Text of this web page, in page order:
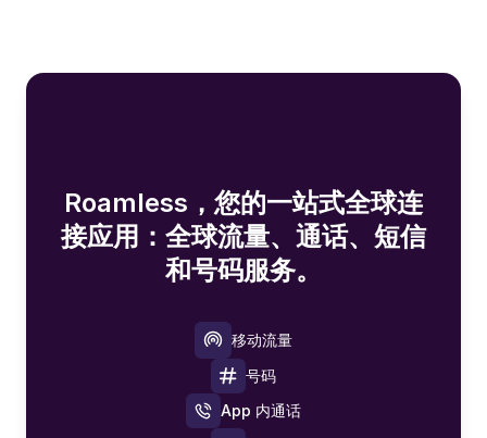
Roamless，您的一站式全球连
接应用：全球流量、通话、短信
和号码服务。
移动流量
号码
App 内通话